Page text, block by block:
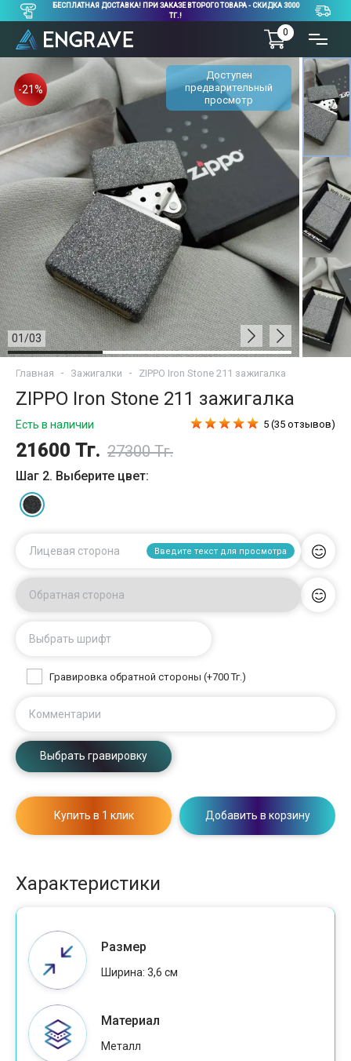
БЕСПЛАТНАЯ ДОСТАВКА! ПРИ ЗАКАЗЕ ВТОРОГО ТОВАРА - СКИДКА 3000
ТГ.!
0
Доступен
предварительный
просмотр
-21%
01/03
Главная Зажигалки ZIPPO Iron Stone 211 зажигалка
ZIPPO Iron Stone 211 зажигалка
Есть в наличии
21600 Тг. 27300 Тг.
5 (35 отзывов)
Шаг 2. Выберите цвет:
Лицевая сторона Введите текст для просмотра
Обратная сторона
Выбрать шрифт
Гравировка обратной стороны (+700 Тг.)
Комментарии
Выбрать гравировку
Купить в 1 клик Добавить в корзину
Характеристики
Размер
Ширина: 3,6 см
Материал
Металл